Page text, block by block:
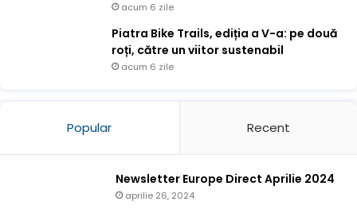
acum 6 zile
Piatra Bike Trails, ediția a V-a: pe două
roți, către un viitor sustenabil
acum 6 zile
Popular Recent
Newsletter Europe Direct Aprilie 2024
aprilie 26, 2024